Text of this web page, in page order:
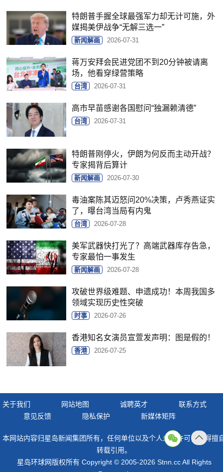
特朗普手握全球最强军力却无计可施，外
媒揭美伊战争“无解三选一”
新闻解画 2026-07-31
蒋万安拜会民进党团不到20分钟被请离
场，他看穿绿营策略
台湾 2026-07-31
高市早苗感谢各国慰问“独漏赖清德”
台湾 2026-07-31
特朗普刚停火，伊朗为何反而主动开战？
专家揭背后算计
新闻解画 2026-07-30
毒油案陈其迈怒问20%决策，卢秀燕证实
了，曝台湾当局有内鬼
台湾 2026-07-28
美军武器快打光了？高端武器库存告急，
专家最怕一事发生
新闻解画 2026-07-28
攻破世界级难题、申遗成功！本周我国多
领域实现历史性突破
时事 2026-07-26
香港知名女演员宣萱发声明：图是假的！
香港 2026-07-25
关于我们 网站地图 诚聘英才
联系方式
意见反馈
隐私保护 新媒体矩阵
本网站内容归星岛新闻集团所有，任何单位以及个人未经许可，不得擅
转载引用。
星岛环球网版权所有 Copyright © 2005-2026 Stnn.cc All Rights
顶部